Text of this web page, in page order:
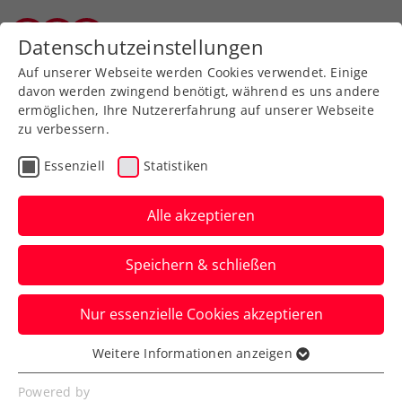
Zurück zur Newsübersicht
Turniere
Topbilanz: Erste Bank
Open 2023 „durch die
Bank super gelaufen“
Auch in diesem Jahr kann das ATP-500-
Turnier in Wien einen neuen
Zuschauerrekord verzeichnen.
Verfasst von: Presseaussendung / Redaktion, 29.10.2023
Datenschutzeinstellungen
Auf unserer Webseite werden Cookies verwendet. Einige
davon werden zwingend benötigt, während es uns andere
ermöglichen, Ihre Nutzererfahrung auf unserer Webseite
zu verbessern.
Essenziell Statistiken
Alle akzeptieren
Speichern & schließen
Nur essenzielle Cookies akzeptieren
Essenziell
Essenzielle Cookies werden für grundlegende
Weitere Informationen anzeigen
Powered by